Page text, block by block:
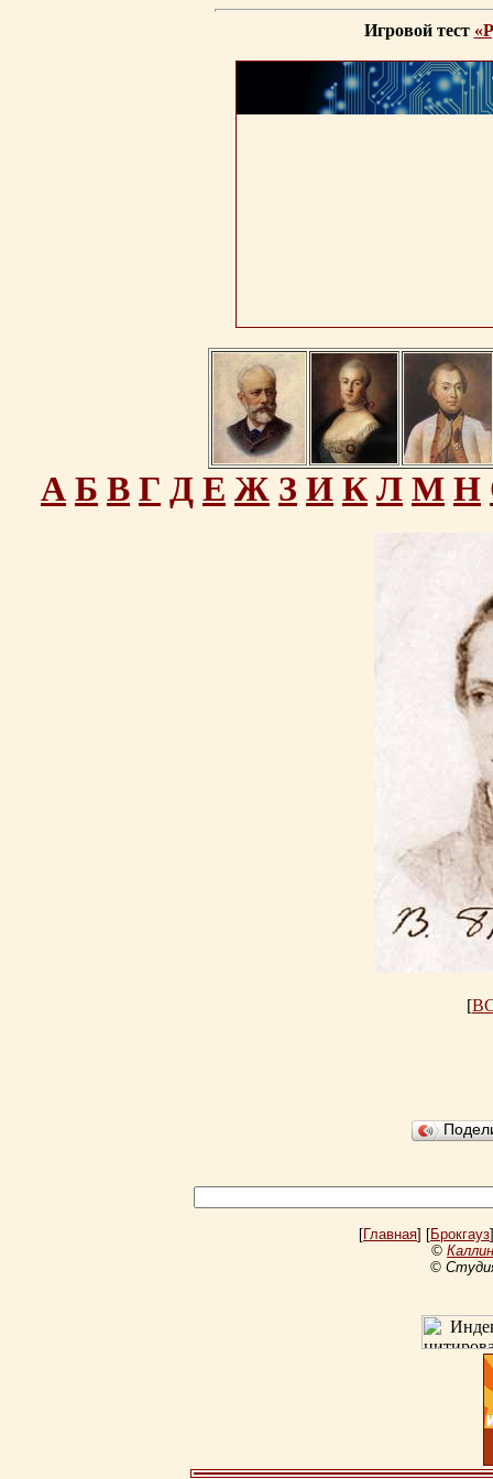
Игровой тест
А Б В Г Д Е Ж З И К Л М Н
[
[Главная] [Брокгауз
©
©